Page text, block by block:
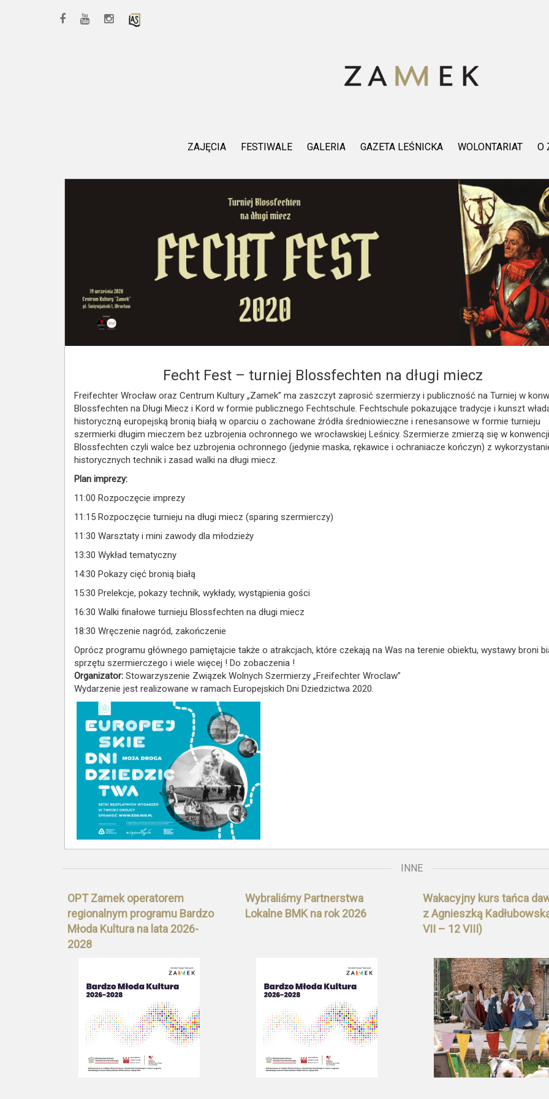
ZAJĘCIA FESTIWALE GALERIA GAZETA LEŚNICKA WOLONTARIAT O
Fecht Fest – turniej Blossfechten na długi miecz
Freifechter Wrocław oraz Centrum Kultury „Zamek” ma zaszczyt zaprosić szermierzy i publiczność na Turniej w
Blossfechten na Długi Miecz i Kord w formie publicznego Fechtschule. Fechtschule pokazujące tradycje i kunszt
historyczną europejską bronią białą w oparciu o zachowane źródła średniowieczne i renesansowe w formie turnieju
szermierki długim mieczem bez uzbrojenia ochronnego we wrocławskiej Leśnicy. Szermierze zmierzą się w konwencji
Blossfechten czyli walce bez uzbrojenia ochronnego (jedynie maska, rękawice i ochraniacze kończyn) z
historycznych technik i zasad walki na długi miecz.
Plan imprezy:
11:00 Rozpoczęcie imprezy
11:15 Rozpoczęcie turnieju na długi miecz (sparing szermierczy)
11:30 Warsztaty i mini zawody dla młodzieży
13:30 Wykład tematyczny
14:30 Pokazy cięć bronią białą
15:30 Prelekcje, pokazy technik, wykłady, wystąpienia gości
16:30 Walki finałowe turnieju Blossfechten na długi miecz
18:30 Wręczenie nagród, zakończenie
Oprócz programu głównego pamiętajcie także o atrakcjach, które czekają na Was na terenie obiektu, wystawy broni
sprzętu szermierczego i wiele więcej ! Do zobaczenia !
Organizator: Stowarzyszenie Związek Wolnych Szermierzy „Freifechter Wroclaw”
Wydarzenie jest realizowane w ramach Europejskich Dni Dziedzictwa 2020.
INNE
OPT Zamek operatorem
regionalnym programu Bardzo
Młoda Kultura na lata 2026-
2028
Wybraliśmy Partnerstwa
Lokalne BMK na rok 2026
Wakacyjny kurs tańca
z Agnieszką
VII – 12 VIII)